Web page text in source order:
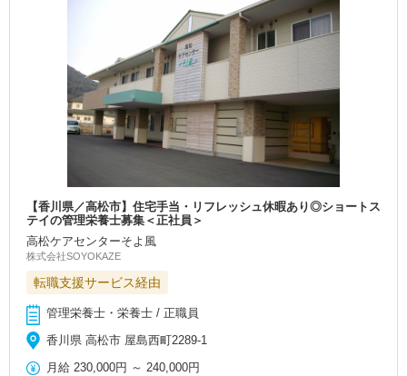
【香川県／高松市】住宅手当・リフレッシュ休暇あり◎ショートス
テイの管理栄養士募集＜正社員＞
高松ケアセンターそよ風
株式会社SOYOKAZE
転職支援サービス経由
管理栄養士・栄養士 / 正職員
香川県 高松市 屋島西町2289-1
月給 230,000円 ～ 240,000円